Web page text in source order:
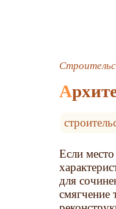
Если
для
смягчение